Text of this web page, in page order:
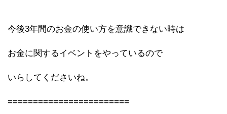
今後3年間のお金の使い方を意識できない時は
お金に関するイベントをやっているので
いらしてくださいね。
========================